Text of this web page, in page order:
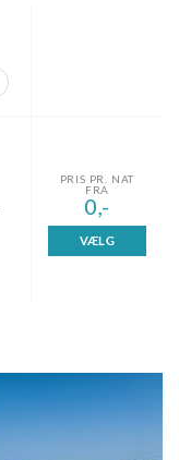
PRIS PR. NAT
FRA
0,-
VÆLG